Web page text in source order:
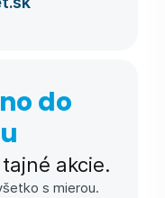
do
akcie.
s mierou.